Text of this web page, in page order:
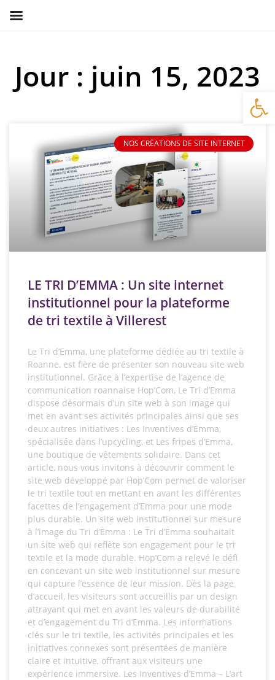
Jour : juin 15, 2023
NOS CRÉATIONS DE SITE INTERNET
LE TRI D’EMMA : Un site internet
institutionnel pour la plateforme
de tri textile à Villerest
Le Tri d’Emma, une plateforme dédiée au tri textile à
Roanne, est fière de présenter son nouveau site web
institutionnel. Grâce à l’expertise de l’agence de
communication roannaise Hop’Com, Le Tri d’Emma
dispose désormais d’un site web à son image qui
met en avant ses activités principales ainsi que ses
deux autres initiatives : Les Inventives d’Emma,
spécialisée dans l’upcycling, et Les fripes d’Emma,
une boutique de vêtements solidaire. Dans cet
article, nous vous invitons à découvrir comment le
site web développé par Hop’Com permet de valoriser
le tri textile tout en mettant en avant les différentes
facettes de l’engagement d’Emma pour une mode
plus durable. Un site web institutionnel sur mesure
à l’image du Tri d’Emma : Le Tri d’Emma souhaitait
un site web qui reflète son engagement pour le tri
textile et la mode durable. Hop’Com a relevé le défi
en concevant un site web institutionnel sur mesure
qui capture l’essence de leur mission. Dès la page
d’accueil, les visiteurs sont accueillis par un design
attrayant qui met en avant les valeurs de durabilité
et d’engagement du Tri d’Emma. Les informations
clés sur le tri textile, les activités principales et les
initiatives connexes sont présentées de manière
claire et intuitive, offrant aux visiteurs une
expérience immersive. Les Inventives d’Emma – L’art